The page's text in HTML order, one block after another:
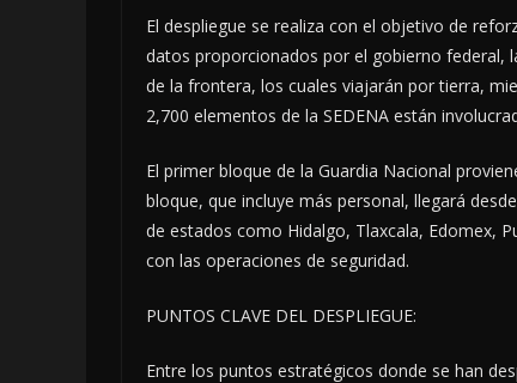
El despliegue se realiza con el objetivo de
datos proporcionados por el gobierno federal,
de la frontera, los cuales viajarán por tierra,
2,700 elementos de la SEDENA están
El primer bloque de la Guardia Nacional
bloque, que incluye más personal, llegará
de estados como Hidalgo, Tlaxcala, Edomex,
con las operaciones de seguridad.
PUNTOS CLAVE DEL DESPLIEGUE:
Entre los puntos estratégicos donde se han